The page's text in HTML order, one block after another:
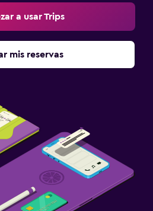
a usar Trips
mis reservas